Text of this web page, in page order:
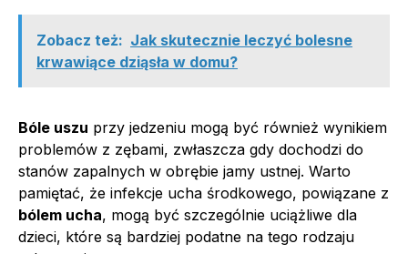
Zobacz też: Jak skutecznie leczyć bolesne
krwawiące dziąsła w domu?
Bóle uszu przy jedzeniu mogą być również wynikiem
problemów z zębami, zwłaszcza gdy dochodzi do
stanów zapalnych w obrębie jamy ustnej. Warto
pamiętać, że infekcje ucha środkowego, powiązane z
bólem ucha, mogą być szczególnie uciążliwe dla
dzieci, które są bardziej podatne na tego rodzaju